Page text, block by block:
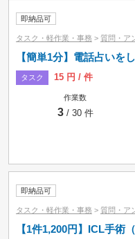
募集中のみ
即納品可
タスク・軽作業・事務 > 質問・ア
【簡単1分】電話占いを
タスク 15 円 / 件
作業数
3/ 30 件
即納品可
タスク・軽作業・事務 > 質問・ア
【1件1,200円】ICL手術